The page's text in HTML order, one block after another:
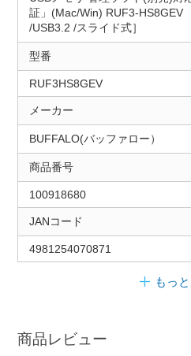
証」(Mac/Win) RUF3-HS8GEV
/USB3.2 /スライド式］
型番
RUF3HS8GEV
メーカー
BUFFALO(バッファロー）
商品番号
100918680
JANコード
4981254070871
もっ
商品レビュー